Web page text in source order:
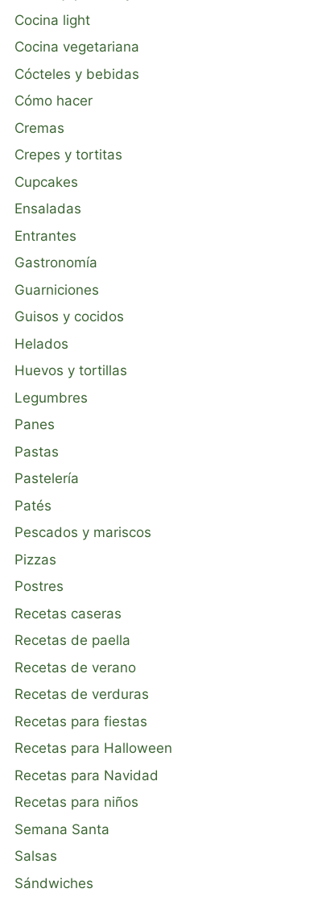
Cocina light
Cocina vegetariana
Cócteles y bebidas
Cómo hacer
Cremas
Crepes y tortitas
Cupcakes
Ensaladas
Entrantes
Gastronomía
Guarniciones
Guisos y cocidos
Helados
Huevos y tortillas
Legumbres
Panes
Pastas
Pastelería
Patés
Pescados y mariscos
Pizzas
Postres
Recetas caseras
Recetas de paella
Recetas de verano
Recetas de verduras
Recetas para fiestas
Recetas para Halloween
Recetas para Navidad
Recetas para niños
Semana Santa
Salsas
Sándwiches